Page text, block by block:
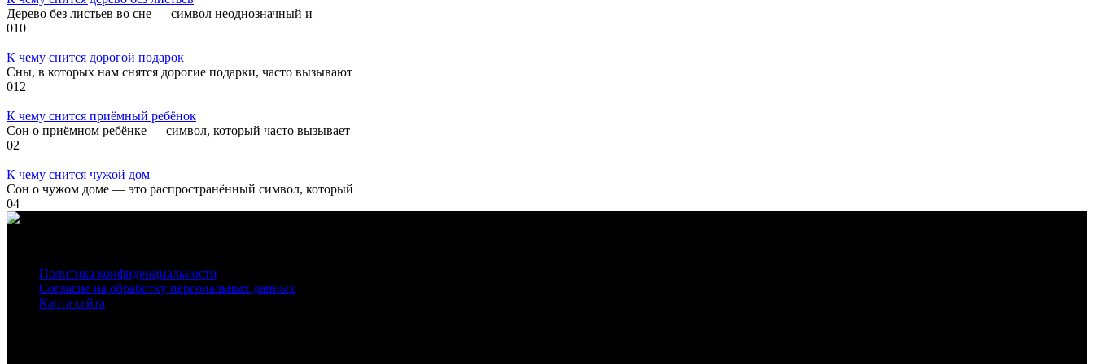
Дерево без листьев во сне — символ неоднозначный и
010
К чему снится дорогой подарок
Сны, в которых нам снятся дорогие подарки, часто вызывают
012
К чему снится приёмный ребёнок
Сон о приёмном ребёнке — символ, который часто вызывает
02
К чему снится чужой дом
Сон о чужом доме — это распространённый символ, который
04
Политика конфиденциальности
Согласие на обработку персональных данных
Карта сайта